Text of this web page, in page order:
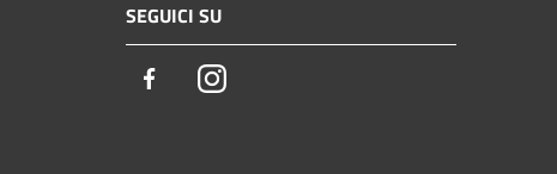
SEGUICI SU
FacebookInstagram